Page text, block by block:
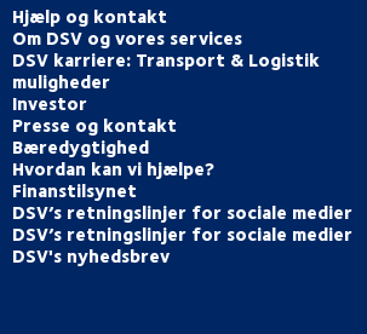
Hjælp og kontakt
Om DSV og vores services
DSV karriere: Transport & Logistik
muligheder
Investor
Presse og kontakt
Bæredygtighed
Hvordan kan vi hjælpe?
Finanstilsynet
DSV’s retningslinjer for sociale medier
DSV’s retningslinjer for sociale medier
DSV's nyhedsbrev